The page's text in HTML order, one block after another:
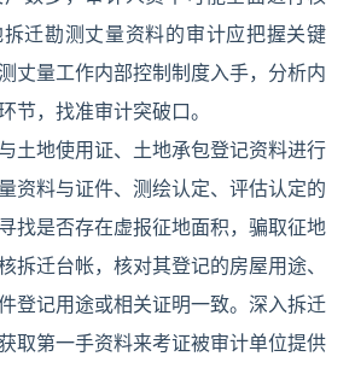
迁勘测丈量资料的审计应把握关键
丈量工作内部控制制度入手，分析内
节，找准审计突破口。
土地使用证、土地承包登记资料进行
资料与证件、测绘认定、评估认定的
找是否存在虚报征地面积，骗取征地
拆迁台帐，核对其登记的房屋用途、
登记用途或相关证明一致。深入拆迁
取第一手资料来考证被审计单位提供